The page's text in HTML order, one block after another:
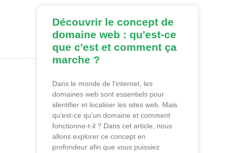
Découvrir le concept de
domaine web : qu'est-ce
que c'est et comment ça
marche ?
Dans le monde de l'internet, les
domaines web sont essentiels pour
identifier et localiser les sites web. Mais
qu'est-ce qu'un domaine et comment
fonctionne-t-il ? Dans cet article, nous
allons explorer ce concept en
profondeur afin que vous puissiez